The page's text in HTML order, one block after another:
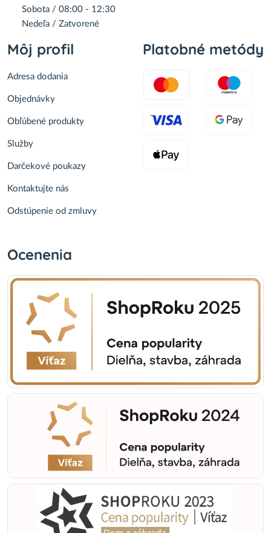
Sobota / 08:00 - 12:30
Nedeľa / Zatvorené
Môj profil
Adresa dodania
Objednávky
Obľúbené produkty
Služby
Darčekové poukazy
Kontaktujte nás
Odstúpenie od zmluvy
Platobné metódy
Ocenenia